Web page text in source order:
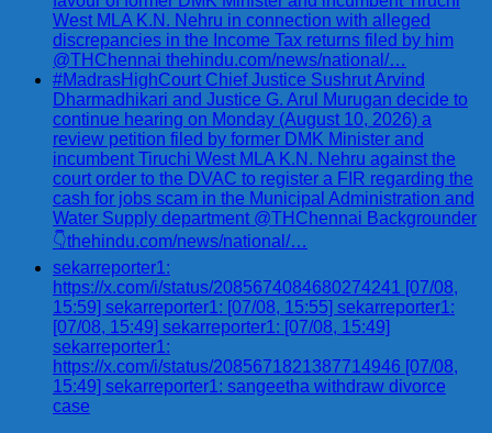
West MLA K.N. Nehru in connection with alleged
discrepancies in the Income Tax returns filed by him
@THChennai thehindu.com/news/national/…
#MadrasHighCourt Chief Justice Sushrut Arvind
Dharmadhikari and Justice G. Arul Murugan decide to
continue hearing on Monday (August 10, 2026) a
review petition filed by former DMK Minister and
incumbent Tiruchi West MLA K.N. Nehru against the
court order to the DVAC to register a FIR regarding the
cash for jobs scam in the Municipal Administration and
Water Supply department @THChennai Backgrounder
👇thehindu.com/news/national/…
sekarreporter1:
https://x.com/i/status/2085674084680274241 [07/08,
15:59] sekarreporter1: [07/08, 15:55] sekarreporter1:
[07/08, 15:49] sekarreporter1: [07/08, 15:49]
sekarreporter1:
https://x.com/i/status/2085671821387714946 [07/08,
15:49] sekarreporter1: sangeetha withdraw divorce
case